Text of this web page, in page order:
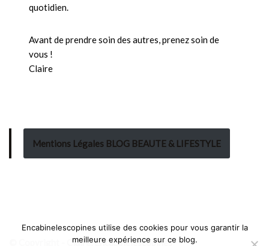
quotidien.
Avant de prendre soin des autres, prenez soin de
vous !
Claire
Mentions Légales BLOG BEAUTE & LIFESTYLE
© Copyright - Claire, Encabinelescopines
Encabinelescopines utilise des cookies pour vous garantir la
meilleure expérience sur ce blog.